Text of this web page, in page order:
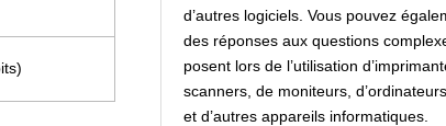
d’autres logiciels. Vous pouvez
des réponses aux questions
posent lors de l’utilisation
scanners, de moniteurs,
et d’autres appareils informatiques.